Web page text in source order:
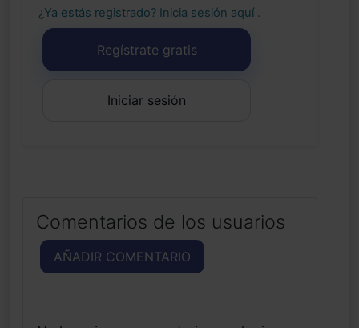
¿Ya estás registrado? Inicia sesión aquí .
Regístrate gratis
Iniciar sesión
Comentarios de los usuarios
AÑADIR COMENTARIO